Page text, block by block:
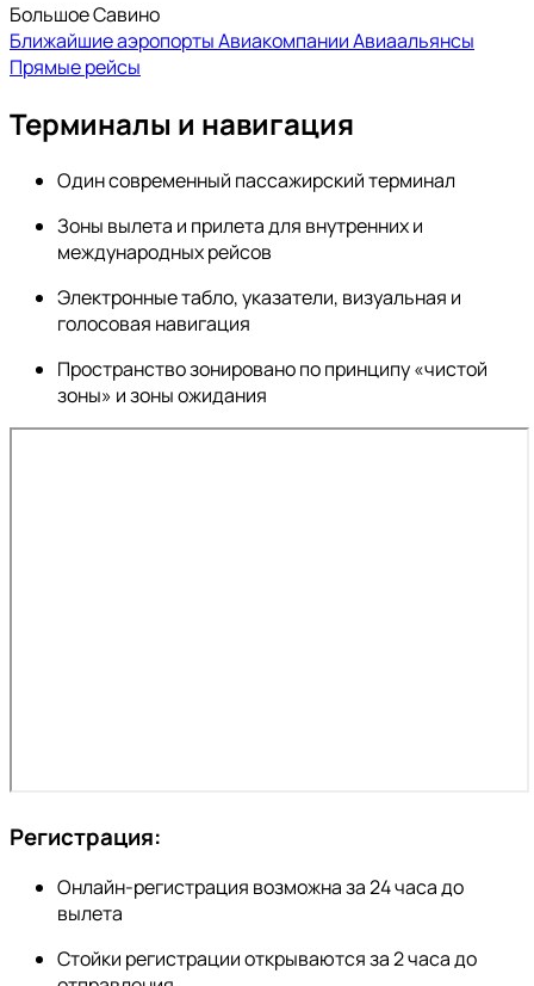
Большое Савино
Ближайшие аэропортыАвиакомпанииАвиаальянсы
Прямые рейсы
Терминалы и навигация
Один современный пассажирский терминал
Зоны вылета и прилета для внутренних и
международных рейсов
Электронные табло, указатели, визуальная и
голосовая навигация
Пространство зонировано по принципу «чистой
зоны» и зоны ожидания
Регистрация:
Онлайн-регистрация возможна за 24 часа до
вылета
Стойки регистрации открываются за 2 часа до